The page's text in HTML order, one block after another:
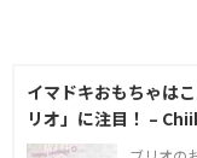
イマドキおもちゃは
リオ」に注目！ –